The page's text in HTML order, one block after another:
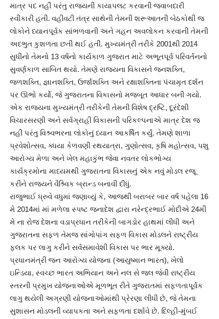
માત્ર પદ નહીં પરંતુ રાજ્યની કાયાપલટ કરવાની જવાબદારી
સ્વીકારી હતી. વહીવટી તંત્ર સાથેની તેમની શરૂઆતની બેઠકોથી જ
લોકોને ધ્યાનપૂર્વક સાંભળવાની અને ગહન અવલોકન કરવાની તેમની
અદભુત કુશળતા છતી થઈ હતી. મુખ્યમંત્રી તરીકે 2001થી 2014
સુધીનો તેમનો 13 વર્ષનો કાર્યકાળ ગુજરાત માટે અભૂતપૂર્વ પરિવર્તનનો
સુવર્ણકાળ સાબિત થયો. તેમણે રાજ્યના વિકાસને જનશક્તિ,
જળશક્તિ, જ્ઞાનશક્તિ, ઉર્જાશક્તિ અને રક્ષાશક્તિના પંચામૃત દર્શન
પર ઊભો કર્યો, જે ગુજરાતના વિકાસનો મજબૂત આધાર બની ગયો.
એક રાજ્યના મુખ્યમંત્રી તરીકેની તેમની વિશેષ દ્રષ્ટિ, દૂરંદેશી
વિચારસરણી અને સર્વગ્રાહી વિકાસની પરિકલ્પનાએ માત્ર દેશ જ
નહીં પરંતુ વિશ્ર્વભરના લોકોનું ધ્યાન આકર્ષિત કર્યું. તેમણે શાળા
પ્રવેશોત્સવ, ક્ધયા કેળવણી રથયાત્રા, ગુણોત્સવ, કૃષિ મહોત્સવ, પશુ
આરોગ્ય મેળા અને ખેલ મહાકુંભ જેવા નવતર લોકભોગ્ય
કાર્યક્રમોના માધ્યમથી ગુજરાતના વિકાસનું એક નવું મોડલ રજૂ
કરીને રાજ્યને વૈશ્ર્વિક બ્રાન્ડ બનાવી દીધું.
રાજુભાઈ ધ્રુવે વધુમાં જણાવ્યું કે, આજથી બરાબર બાર વર્ષ પહેલા 16
મે 2014માં માં મળેલા સ્પષ્ટ જનાદેશ દ્વારા નરેન્દ્રભાઈ મોદીએ 24મી
મે ના રોજ દેશના વડાપ્રધાન તરીકેની બાગડોર હાથમાં લીધી અને
ગુજરાતના સફળ તેમજ સાંગોપાંગ સફળ વિકાસ મોડલને રાષ્ટ્રીય
ફલક પર લાગુ કરીને સર્વસમાવેશી વિકાસ પર ભાર મૂક્યો.
પ્રધાનમંત્રી જન આરોગ્ય યોજના (આયુષ્માન ભારત), ખેલો
ઇન્ડિયા, સ્વચ્છ ભારત અભિયાન અને નલ સે જલ જેવી રાષ્ટ્રીય
સ્તરની પ્રમુખ યોજનાઓએ મૂળભૂત રીતે ગુજરાતમાં સફળતાપૂર્વક
લાગુ થયેલી અગ્રણી યોજનાઓમાંથી પ્રેરણા લીધી છે, જે તેમના
સુશાસન મોડલની વ્યાપકતા અને સફળતા દર્શાવે છે. દિલ્હી-મુંબઈ